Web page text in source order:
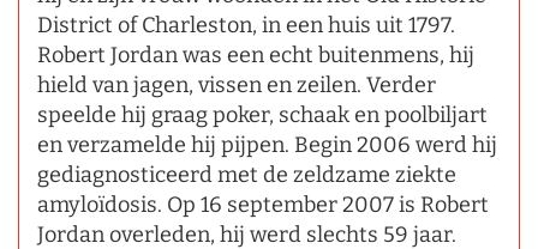
District of Charleston, in een huis uit 1797.
Robert Jordan was een echt buitenmens, hij
hield van jagen, vissen en zeilen. Verder
speelde hij graag poker, schaak en poolbiljart
en verzamelde hij pijpen. Begin 2006 werd hij
gediagnosticeerd met de zeldzame ziekte
amyloïdosis. Op 16 september 2007 is Robert
Jordan overleden, hij werd slechts 59 jaar.